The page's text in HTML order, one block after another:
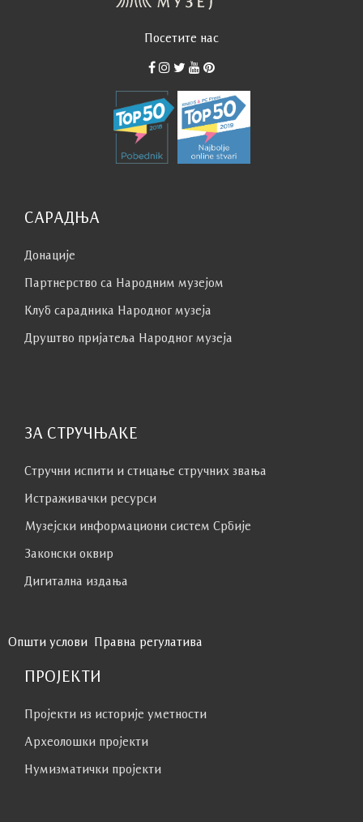
Посетите нас
САРАДЊА
Донације
Партнерство са Народним музејoм
Клуб сaрaдникa Народног музеја
Друштво пријатеља Народног музеја
ЗА СТРУЧЊАКЕ
Стручни испити и стицање стручних звања
Истраживачки ресурси
Музејски информациони систем Србије
Законски оквир
Дигитална издања
Општи услови Правна регулатива
ПРОЈЕКТИ
Пројекти из историје уметности
Археолошки пројекти
Нумизматички пројекти